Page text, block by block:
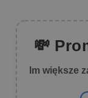
💸
Im większe